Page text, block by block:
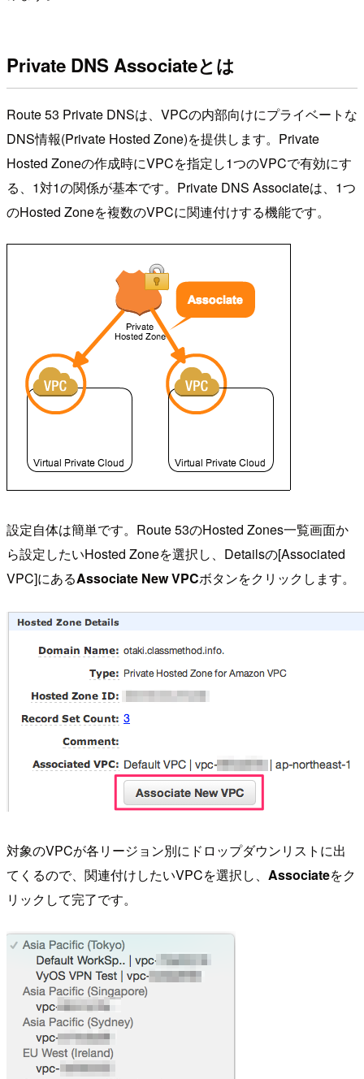
Private DNS Associateとは
Route 53 Private DNSは、VPCの内部向けにプライベートな
DNS情報(Private Hosted Zone)を提供します。Private
Hosted Zoneの作成時にVPCを指定し1つのVPCで有効にす
る、1対1の関係が基本です。Private DNS Associateは、1つ
のHosted Zoneを複数のVPCに関連付けする機能です。
設定自体は簡単です。Route 53のHosted Zones一覧画面か
ら設定したいHosted Zoneを選択し、Detailsの[Associated
VPC]にあるAssociate New VPCボタンをクリックします。
対象のVPCが各リージョン別にドロップダウンリストに出
てくるので、関連付けしたいVPCを選択し、 Associateをク
リックして完了です。